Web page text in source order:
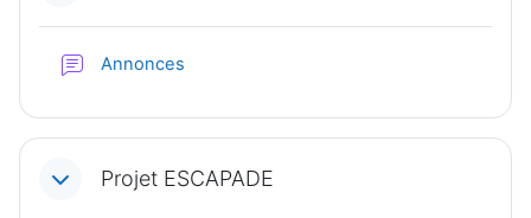
Annonces
Projet ESCAPADE